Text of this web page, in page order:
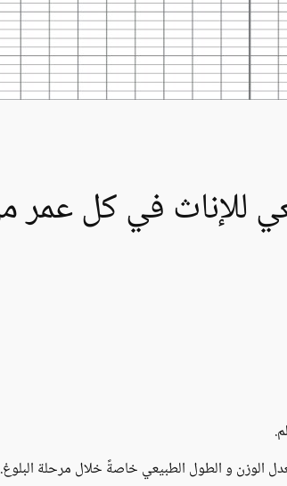
الوزن و الطول الطبيعي خاصةً خلال مرحلة البلوغ.